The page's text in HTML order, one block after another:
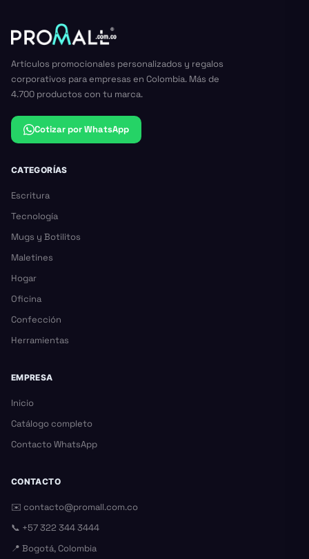
Artículos promocionales personalizados y regalos
corporativos para empresas en Colombia. Más de
4.700 productos con tu marca.
Cotizar por WhatsApp
CATEGORÍAS
Escritura
Tecnología
Mugs y Botilitos
Maletines
Hogar
Oficina
Confección
Herramientas
EMPRESA
Inicio
Catálogo completo
Contacto WhatsApp
CONTACTO
✉️ contacto@promall.com.co
📞 +57 322 344 3444
📍 Bogotá, Colombia